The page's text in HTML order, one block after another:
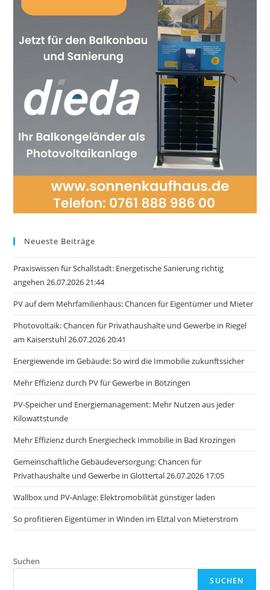
Neueste Beiträge
Praxiswissen für Schallstadt: Energetische Sanierung richtig
angehen 26.07.2026 21:44
PV auf dem Mehrfamilienhaus: Chancen für Eigentümer und Mieter
Photovoltaik: Chancen für Privathaushalte und Gewerbe in Riegel
am Kaiserstuhl 26.07.2026 20:41
Energiewende im Gebäude: So wird die Immobilie zukunftssicher
Mehr Effizienz durch PV für Gewerbe in Bötzingen
PV-Speicher und Energiemanagement: Mehr Nutzen aus jeder
Kilowattstunde
Mehr Effizienz durch Energiecheck Immobilie in Bad Krozingen
Gemeinschaftliche Gebäudeversorgung: Chancen für
Privathaushalte und Gewerbe in Glottertal 26.07.2026 17:05
Wallbox und PV-Anlage: Elektromobilität günstiger laden
So profitieren Eigentümer in Winden im Elztal von Mieterstrom
Suchen
SUCHEN